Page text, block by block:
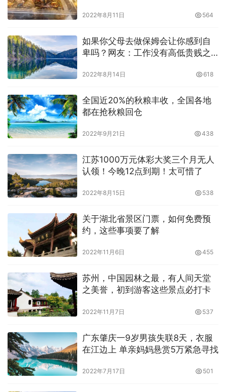
2022年8月11日 564
如果你父母去做保姆会让你感到自
卑吗？网友：工作没有高低贵贱之
2022年8月14日 618
全国近20%的秋粮丰收，全国各地
都在抢秋粮回仓
2022年9月21日 438
江苏1000万元体彩大奖三个月无人
认领！今晚12点到期！太可惜了
2022年8月15日 538
关于湖北省景区门票，如何免费预
约，这些事项要了解
2022年11月6日 455
苏州，中国园林之最，有人间天堂
之美誉，初到游客这些景点必打卡
2022年11月7日 537
广东肇庆一9岁男孩失联8天，衣服
在江边上 单亲妈妈悬赏5万紧急寻找
2022年7月17日 501